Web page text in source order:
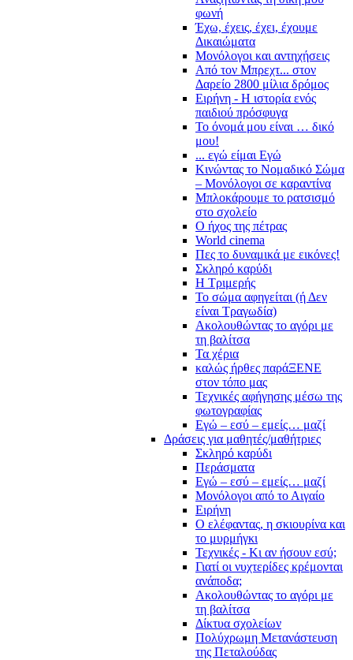
φωνή
Έχω, έχεις, έχει, έχουμε
Δικαιώματα
Μονόλογοι και αντηχήσεις
Από τον Μπρεχτ... στον
Δαρείο 2800 μίλια δρόμος
Ειρήνη - Η ιστορία ενός
παιδιού πρόσφυγα
Το όνομά μου είναι … δικό
μου!
... εγώ είμαι Εγώ
Κινώντας το Νομαδικό Σώμα
– Μονόλογοι σε καραντίνα
Μπλοκάρουμε το ρατσισμό
στο σχολείο
Ο ήχος της πέτρας
World cinema
Πες το δυναμικά με εικόνες!
Σκληρό καρύδι
Η Τριμερής
Το σώμα αφηγείται (ή Δεν
είναι Τραγωδία)
Ακολουθώντας το αγόρι με
τη βαλίτσα
Τα χέρια
καλώς ήρθες παράΞΕΝΕ
στον τόπο μας
Τεχνικές αφήγησης μέσω της
φωτογραφίας
Εγώ – εσύ – εμείς… μαζί
Δράσεις για μαθητές/μαθήτριες
Σκληρό καρύδι
Περάσματα
Εγώ – εσύ – εμείς… μαζί
Μονόλογοι από το Αιγαίο
Ειρήνη
Ο ελέφαντας, η σκιουρίνα και
το μυρμήγκι
Τεχνικές - Κι αν ήσουν εσύ;
Γιατί οι νυχτερίδες κρέμονται
ανάποδα;
Ακολουθώντας το αγόρι με
τη βαλίτσα
Δίκτυα σχολείων
Πολύχρωμη Μετανάστευση
της Πεταλούδας